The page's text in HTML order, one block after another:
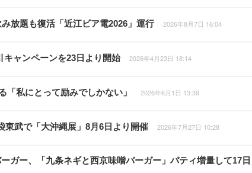
放題も復活「近江ビア電2026」運行 2026年8月7日 16:04
ャンペーンを23日より開始 2026年4月23日 18:14
私にとって励みでしかない」 2026年6月1日 13:39
東武で「大沖縄展」8月6日より開催 2026年7月27日 10:28
ガー、「九条ネギと西京味噌バーガー」パティ増量して17